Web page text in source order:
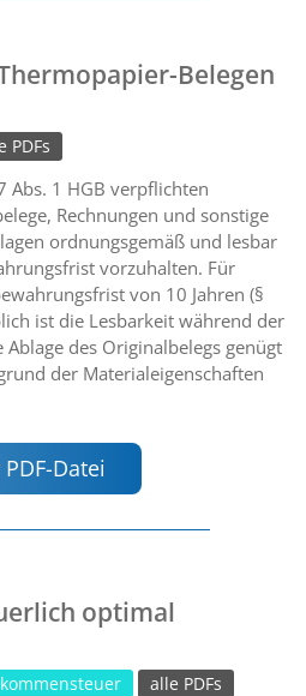
Belegen
PDFs
Abs. 1 HGB verpflichten
Rechnungen und sonstige
ordnungsgemäß und lesbar
vorzuhalten. Für
von 10 Jahren (§
ist die Lesbarkeit während der
des Originalbelegs genügt
der Materialeigenschaften
Datei
optimal
alle PDFs